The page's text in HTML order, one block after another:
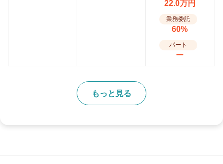
22.0万円
業務委託
60%
パート
ー
もっと見る